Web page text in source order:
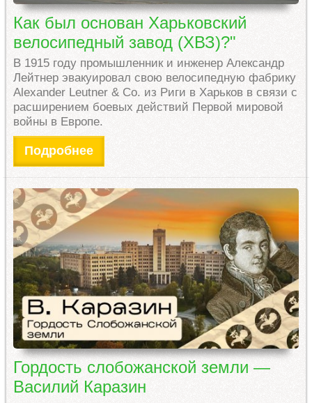
Как был основан Харьковский
велосипедный завод (ХВЗ)?"
В 1915 году промышленник и инженер Александр
Лейтнер эвакуировал свою велосипедную фабрику
Alexander Leutner & Co. из Риги в Харьков в связи с
расширением боевых действий Первой мировой
войны в Европе.
Подробнее
Гордость слобожанской земли —
Василий Каразин